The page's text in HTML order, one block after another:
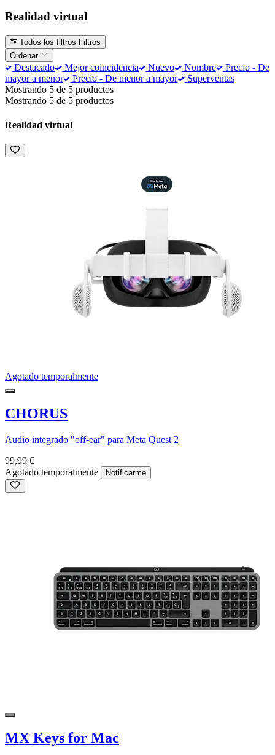
Realidad virtual
Todos los filtros Filtros
Ordenar
Destacado Mejor coincidencia Nuevo Nombre
Precio - De
mayor a menor
Precio - De menor a mayor
Superventas
Mostrando 5 de 5 productos
Mostrando 5 de 5 productos
Realidad virtual
Agotado temporalmente
CHORUS
Audio integrado "off-ear" para Meta Quest 2
99,99 €
Agotado temporalmente
Notificarme
MX Keys for Mac